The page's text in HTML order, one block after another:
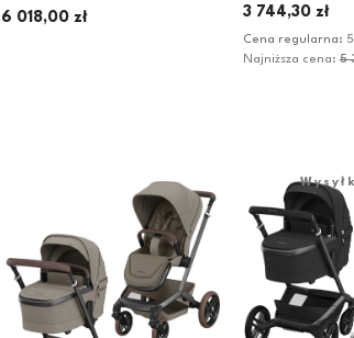
6 018,00 zł 3 744,30 zł
Cena regularna:
Najniższa cena: 5